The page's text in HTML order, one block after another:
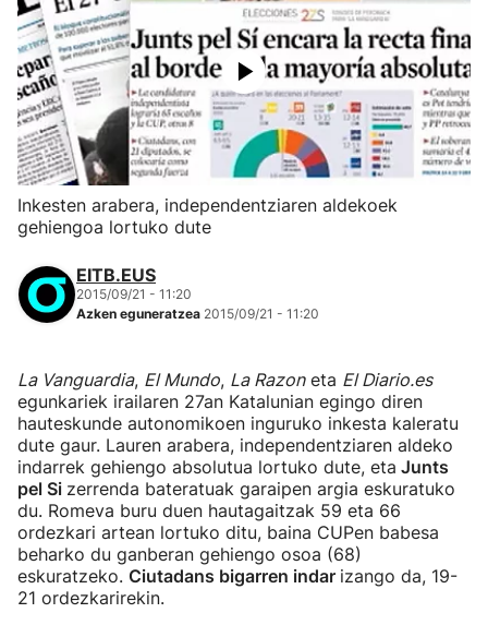
Inkesten arabera, independentziaren aldekoek
gehiengoa lortuko dute
EITB.EUS
2015/09/21 - 11:20
Azken eguneratzea 2015/09/21 - 11:20
La Vanguardia, El Mundo, La Razoneta El Diario.es
egunkariek irailaren 27an Katalunian egingo diren
hauteskunde autonomikoen inguruko inkesta kaleratu
dute gaur. Lauren arabera, independentziaren aldeko
indarrek gehiengo absolutua lortuko dute, eta Junts
pel Si zerrenda bateratuak garaipen argia eskuratuko
du. Romeva buru duen hautagaitzak 59 eta 66
ordezkari artean lortuko ditu, baina CUPen babesa
beharko du ganberan gehiengo osoa (68)
eskuratzeko. Ciutadans bigarren indar izango da, 19-
21 ordezkarirekin.